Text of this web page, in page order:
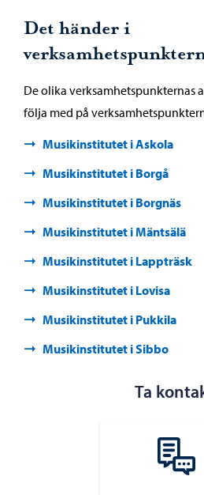
Det händer i
De olika verksamhetspunkternas
följa med på
Musikinstitutet i Askola
Musikinstitutet i Borgå
Musikinstitutet i Borgnäs
Musikinstitutet i Mäntsälä
Musikinstitutet i Lappträsk
Musikinstitutet i Lovisa
Musikinstitutet i Pukkila
Musikinstitutet i Sibbo
Ta